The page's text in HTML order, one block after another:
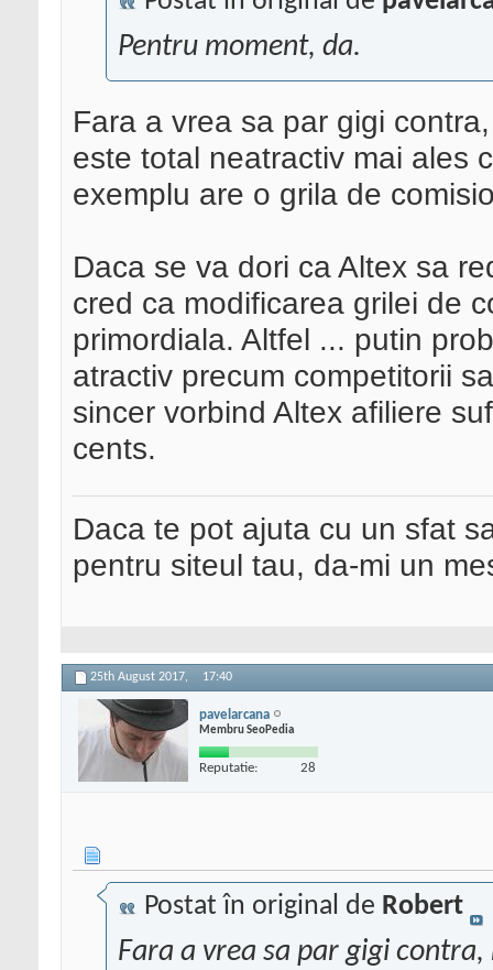
Pentru moment, da.
Fara a vrea sa par gigi
este total neatractiv mai ales
exemplu are o grila de
Daca se va dori ca Altex sa
cred ca modificarea grilei de
primordiala. Altfel ... putin
atractiv precum competitorii
sincer vorbind Altex afiliere
cents.
Daca te pot ajuta cu un sfat
pentru siteul tau, da-mi un
25th August 2017, 17:40
pavelarcana
Membru SeoPedia
Reputatie: 28
Postat în original de Robert
Fara a vrea sa par gigi